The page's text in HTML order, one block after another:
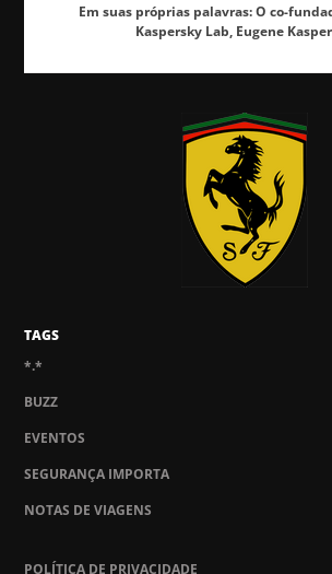
Em suas próprias palavras: O co-
Kaspersky Lab, Eugene
TAGS
*.*
BUZZ
EVENTOS
SEGURANÇA IMPORTA
NOTAS DE VIAGENS
POLÍTICA DE PRIVACIDADE